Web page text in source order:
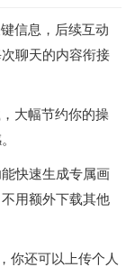
信息，后续互动
聊天的内容衔接
大幅节约你的操
快速生成专属画
用额外下载其他
你还可以上传个人